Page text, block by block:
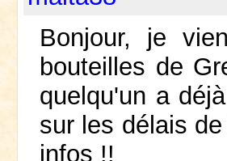
Bonjour, je
bouteilles de
quelqu'un a
sur les délais
infos !!